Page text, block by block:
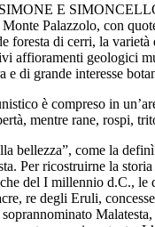
E SIMONCELLO
Palazzolo, con
foresta di cerri, la
affioramenti geologici
e di grande interesse
è compreso in
mentre rane, rospi,
bellezza”, come la
Per ricostruirne la
del I millennio d.C.,
re degli Eruli,